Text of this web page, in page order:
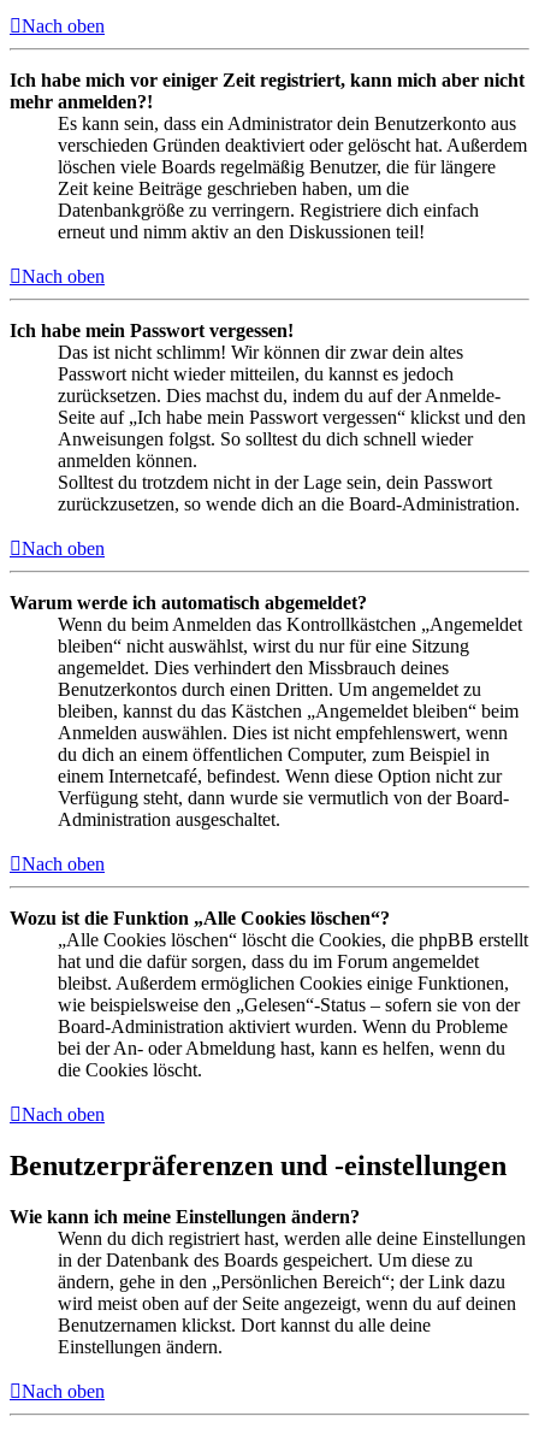
Nach oben
Ich habe mich vor einiger Zeit registriert, kann mich aber nicht
mehr anmelden?!
Es kann sein, dass ein Administrator dein Benutzerkonto aus
verschieden Gründen deaktiviert oder gelöscht hat. Außerdem
löschen viele Boards regelmäßig Benutzer, die für längere
Zeit keine Beiträge geschrieben haben, um die
Datenbankgröße zu verringern. Registriere dich einfach
erneut und nimm aktiv an den Diskussionen teil!
Nach oben
Ich habe mein Passwort vergessen!
Das ist nicht schlimm! Wir können dir zwar dein altes
Passwort nicht wieder mitteilen, du kannst es jedoch
zurücksetzen. Dies machst du, indem du auf der Anmelde-
Seite auf „Ich habe mein Passwort vergessen“ klickst und den
Anweisungen folgst. So solltest du dich schnell wieder
anmelden können.
Solltest du trotzdem nicht in der Lage sein, dein Passwort
zurückzusetzen, so wende dich an die Board-Administration.
Nach oben
Warum werde ich automatisch abgemeldet?
Wenn du beim Anmelden das Kontrollkästchen „Angemeldet
bleiben“ nicht auswählst, wirst du nur für eine Sitzung
angemeldet. Dies verhindert den Missbrauch deines
Benutzerkontos durch einen Dritten. Um angemeldet zu
bleiben, kannst du das Kästchen „Angemeldet bleiben“ beim
Anmelden auswählen. Dies ist nicht empfehlenswert, wenn
du dich an einem öffentlichen Computer, zum Beispiel in
einem Internetcafé, befindest. Wenn diese Option nicht zur
Verfügung steht, dann wurde sie vermutlich von der Board-
Administration ausgeschaltet.
Nach oben
Wozu ist die Funktion „Alle Cookies löschen“?
„Alle Cookies löschen“ löscht die Cookies, die phpBB erstellt
hat und die dafür sorgen, dass du im Forum angemeldet
bleibst. Außerdem ermöglichen Cookies einige Funktionen,
wie beispielsweise den „Gelesen“-Status – sofern sie von der
Board-Administration aktiviert wurden. Wenn du Probleme
bei der An- oder Abmeldung hast, kann es helfen, wenn du
die Cookies löscht.
Nach oben
Benutzerpräferenzen und -einstellungen
Wie kann ich meine Einstellungen ändern?
Wenn du dich registriert hast, werden alle deine Einstellungen
in der Datenbank des Boards gespeichert. Um diese zu
ändern, gehe in den „Persönlichen Bereich“; der Link dazu
wird meist oben auf der Seite angezeigt, wenn du auf deinen
Benutzernamen klickst. Dort kannst du alle deine
Einstellungen ändern.
Nach oben